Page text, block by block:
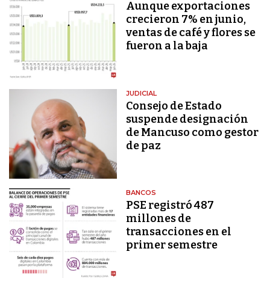
Aunque exportaciones
crecieron 7% en junio,
ventas de café y flores se
fueron a la baja
JUDICIAL
Consejo de Estado
suspende designación
de Mancuso como gestor
de paz
BANCOS
PSE registró 487
millones de
transacciones en el
primer semestre